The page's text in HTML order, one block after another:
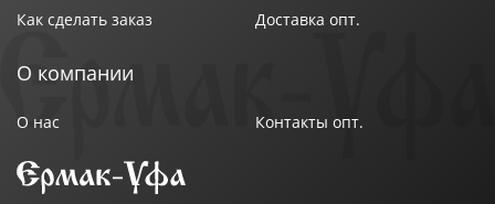
Как сделать заказ Доставка опт.
О компании
О нас Контакты опт.